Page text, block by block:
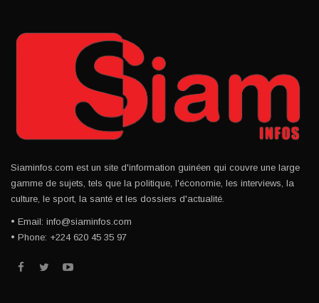
Siaminfos.com est un site d'information guinéen qui couvre une large
gamme de sujets, tels que la politique, l'économie, les interviews, la
culture, le sport, la santé et les dossiers d'actualité.
• Email: info@siaminfos.com
• Phone: +224 620 45 35 97